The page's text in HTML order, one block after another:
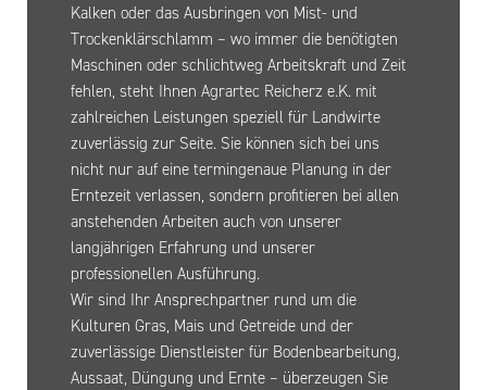
Kalken oder das Ausbringen von Mist- und
Trockenklärschlamm – wo immer die benötigten
Maschinen oder schlichtweg Arbeitskraft und Zeit
fehlen, steht Ihnen Agrartec Reicherz e.K. mit
zahlreichen Leistungen speziell für Landwirte
zuverlässig zur Seite. Sie können sich bei uns
nicht nur auf eine termingenaue Planung in der
Erntezeit verlassen, sondern profitieren bei allen
anstehenden Arbeiten auch von unserer
langjährigen Erfahrung und unserer
professionellen Ausführung.
Wir sind Ihr Ansprechpartner rund um die
Kulturen Gras, Mais und Getreide und der
zuverlässige Dienstleister für Bodenbearbeitung,
Aussaat, Düngung und Ernte – überzeugen Sie